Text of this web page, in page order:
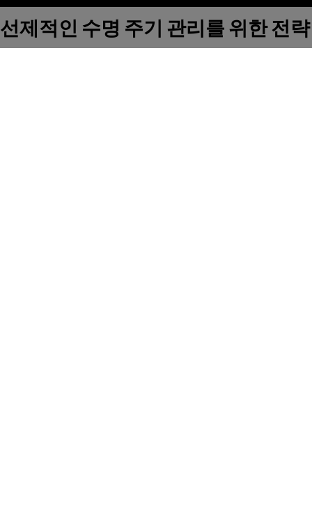
선제적인 수명 주기 관리를 위한 전략